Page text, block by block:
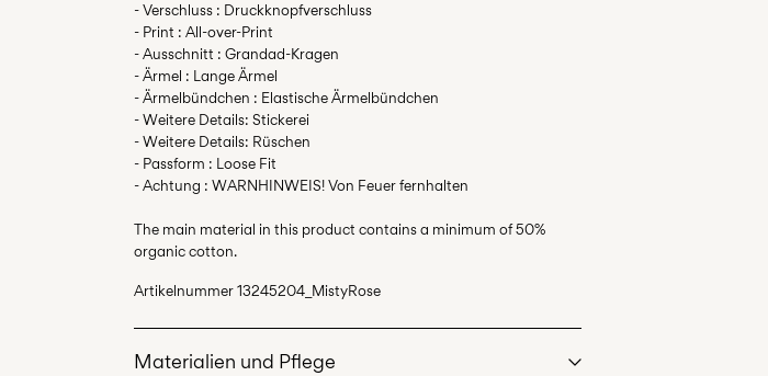
- Verschluss : Druckknopfverschluss
- Print : All-over-Print
- Ausschnitt : Grandad-Kragen
- Ärmel : Lange Ärmel
- Ärmelbündchen : Elastische Ärmelbündchen
- Weitere Details: Stickerei
- Weitere Details: Rüschen
- Passform : Loose Fit
- Achtung : WARNHINWEIS! Von Feuer fernhalten
The main material in this product contains a minimum of 50%
organic cotton.
Artikelnummer13245204_MistyRose
Materialien und Pflege